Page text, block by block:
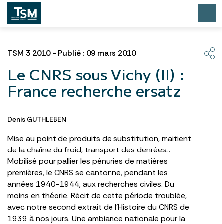
TSM 3 2010 - Publié : 09 mars 2010
Le CNRS sous Vichy (II) :
France recherche ersatz
Denis GUTHLEBEN
Mise au point de produits de substitution, maitient
de la chaîne du froid, transport des denrées…
Mobilisé pour pallier les pénuries de matières
premières, le CNRS se cantonne, pendant les
années 1940-1944, aux recherches civiles. Du
moins en théorie. Récit de cette période troublée,
avec notre second extrait de l’Histoire du CNRS de
1939 à nos jours. Une ambiance nationale pour la